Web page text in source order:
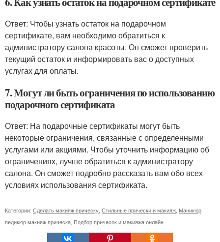
Ответ: Чтобы узнать остаток на подарочном
сертификате, вам необходимо обратиться к
администратору салона красоты. Он сможет проверить
текущий остаток и информировать вас о доступных
услугах для оплаты.
7. Могут ли быть ограничения по использованию
подарочного сертификата
Ответ: На подарочные сертификаты могут быть
некоторые ограничения, связанные с определенными
услугами или акциями. Чтобы уточнить информацию об
ограничениях, лучше обратиться к администратору
салона. Он сможет подробно рассказать вам обо всех
условиях использования сертификата.
Категории: Сделать макияж прическу Стильные прически и макияж Маникюр
педикюр макияж прическа Подбор причесок и макияжа онлайн